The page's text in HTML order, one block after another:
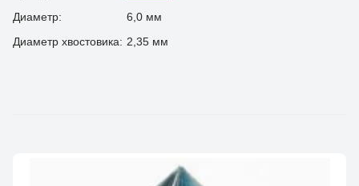
Диаметр:
6,0 мм
Диаметр хвостовика: 2,35 мм